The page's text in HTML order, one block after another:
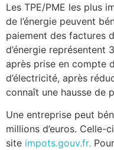
Les TPE/PME les plus
de l’énergie peuvent
paiement des factures
d’énergie représentent
après prise en compte
d’électricité, après
connaît une hausse de
Une entreprise peut
millions d’euros. Celle-
site impots.gouv.fr.